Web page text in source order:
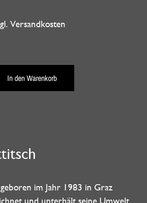
Versandkosten
In den Warenkorb
im Jahr 1983 in Graz
und unterhält seine Umwelt